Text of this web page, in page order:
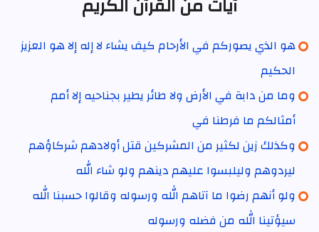
آيات من القرآن الكريم
هو الذي يصوركم في الأرحام كيف يشاء لا إله إلا هو العزيز
الحكيم
وما من دابة في الأرض ولا طائر يطير بجناحيه إلا أمم
أمثالكم ما فرطنا في
وكذلك زين لكثير من المشركين قتل أولادهم شركاؤهم
ليردوهم وليلبسوا عليهم دينهم ولو شاء الله
ولو أنهم رضوا ما آتاهم الله ورسوله وقالوا حسبنا الله
سيؤتينا الله من فضله ورسوله